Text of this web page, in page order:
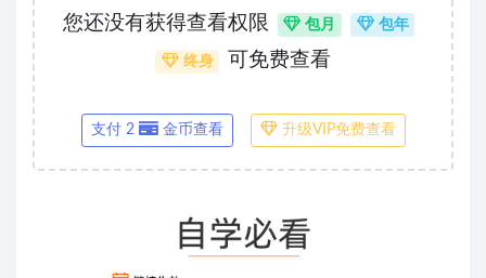
您还没有获得查看权限 包月 包年
终身 可免费查看
支付 2 金币查看 升级VIP免费查看